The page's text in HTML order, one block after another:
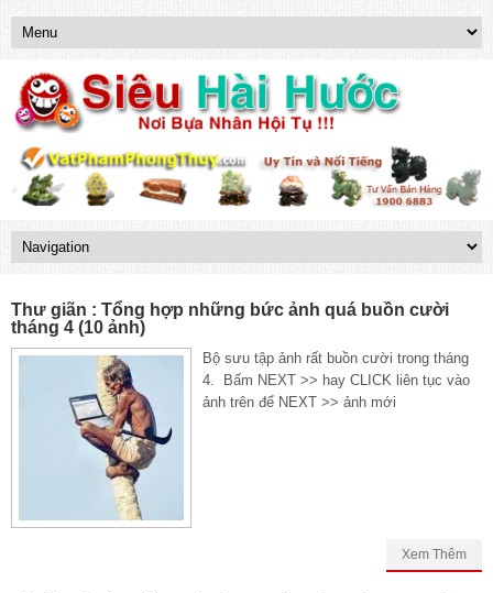
Thư giãn : Tổng hợp những bức ảnh quá buồn cười
tháng 4 (10 ảnh)
Bộ sưu tập ảnh rất buồn cười trong tháng
4. Bấm NEXT >> hay CLICK liên tục vào
ảnh trên để NEXT >> ảnh mới
Xem Thêm